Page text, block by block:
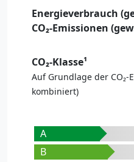
Energieverbrauch
CO₂-Emissionen
CO₂-Klasse¹
Auf Grundlage der CO₂-
kombiniert)
A
B